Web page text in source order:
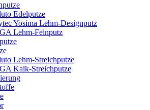
Edelputze
Yosima Lehm-Designputz
Lehm-Feinputz
Lehm-Streichputze
Kalk-Streichputze